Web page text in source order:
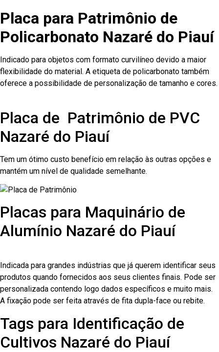
Placa para Patrimônio de
Policarbonato Nazaré do Piauí
Indicado para objetos com formato curvilíneo devido a maior
flexibilidade do material. A etiqueta de policarbonato também
oferece a possibilidade de personalização de tamanho e cores.
Placa de Patrimônio de PVC
Nazaré do Piauí
Tem um ótimo custo benefício em relação às outras opções e
mantém um nível de qualidade semelhante.
Placas para Maquinário de
Alumínio Nazaré do Piauí
Indicada para grandes indústrias que já querem identificar seus
produtos quando fornecidos aos seus clientes finais. Pode ser
personalizada contendo logo dados específicos e muito mais.
A fixação pode ser feita através de fita dupla-face ou rebite.
Tags para Identificação de
Cultivos Nazaré do Piauí